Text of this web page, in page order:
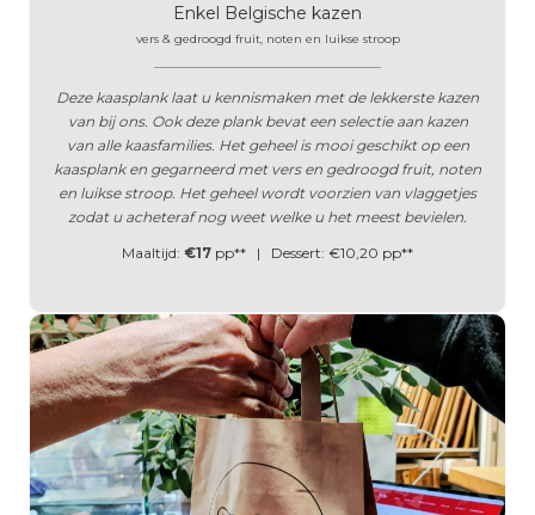
Enkel Belgische kazen
vers & gedroogd fruit, noten en luikse stroop
Deze kaasplank laat u kennismaken met de lekkerste kazen
van bij ons. Ook deze plank bevat een selectie aan kazen
van alle kaasfamilies. Het geheel is mooi geschikt op een
kaasplank en gegarneerd met vers en gedroogd fruit, noten
en luikse stroop. Het geheel wordt voorzien van vlaggetjes
zodat u acheteraf nog weet welke u het meest bevielen.
Maaltijd: €17 pp** | Dessert: €10,20 pp**